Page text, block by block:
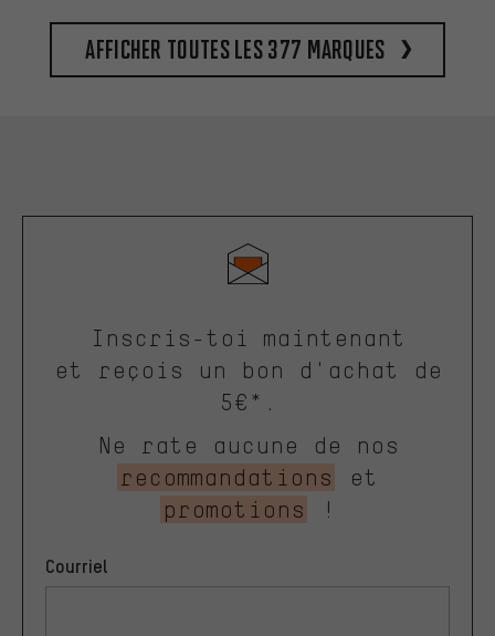
Afficher toutes les 377 marques
Inscris-toi maintenant
et reçois un bon d'achat de
5€*.
Ne rate aucune de nos
recommandations
et
promotions
!
Courriel